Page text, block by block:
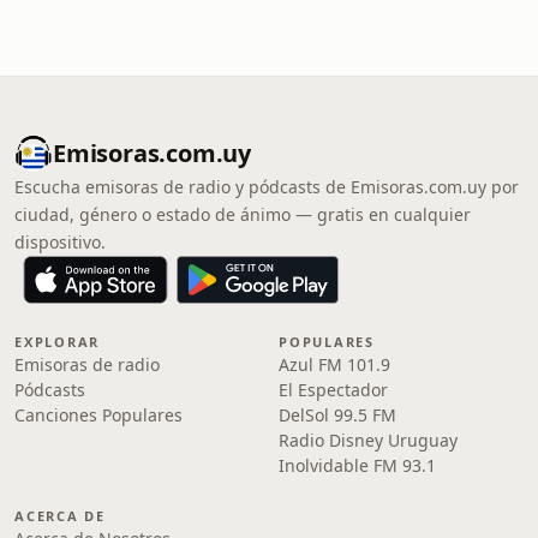
Emisoras.com.uy
Escucha emisoras de radio y pódcasts de Emisoras.com.uy por
ciudad, género o estado de ánimo — gratis en cualquier
dispositivo.
EXPLORAR
Emisoras de radio
Pódcasts
Canciones Populares
POPULARES
Azul FM 101.9
El Espectador
DelSol 99.5 FM
Radio Disney Uruguay
Inolvidable FM 93.1
ACERCA DE